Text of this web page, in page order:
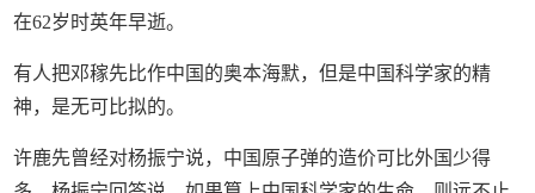
在62岁时英年早逝。
有人把邓稼先比作中国的奥本海默，但是中国科学家的精
神，是无可比拟的。
许鹿先曾经对杨振宁说，中国原子弹的造价可比外国少得